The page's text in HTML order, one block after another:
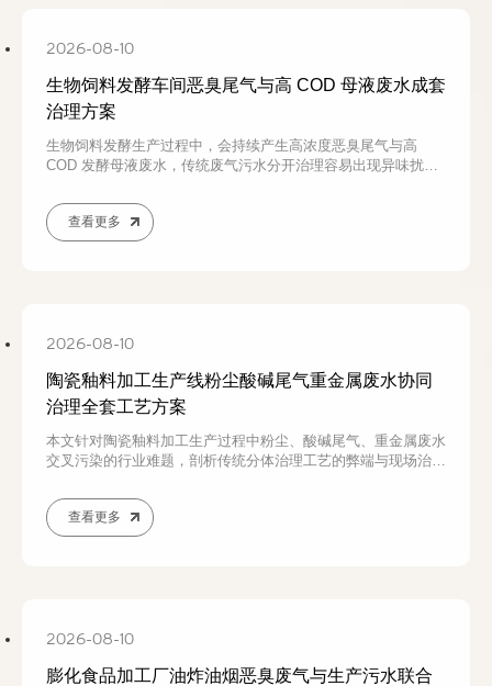
2026-08-10
生物饲料发酵车间恶臭尾气与高 COD 母液废水成套
治理方案
生物饲料发酵生产过程中，会持续产生高浓度恶臭尾气与高
COD 发酵母液废水，传统废气污水分开治理容易出现异味扰
饲料发酵批次化生产特点，分析臭气与母液废水污染特性、治理
难点，介绍成熟的气水协同成套治理工艺，通过分级生物除臭、
芬顿预处理、组合生化系统实现稳定达标，饲料发酵车间环保改
查看更多
2026-08-10
陶瓷釉料加工生产线粉尘酸碱尾气重金属废水协同
治理全套工艺方案
本文针对陶瓷釉料加工生产过程中粉尘、酸碱尾气、重金属废水
交叉污染的行业难题，剖析传统分体治理工艺的弊端与现场治理
过密闭除尘、分级洗气、重金属废水专项处理、智能运维系统形
成闭环治理，解决工况波动大、腐蚀强、重金属超标、运维成本
高等问题，可实现粉料与水资源回收利用，适配釉料厂新建及改
查看更多
2026-08-10
膨化食品加工厂油炸油烟恶臭废气与生产污水联合